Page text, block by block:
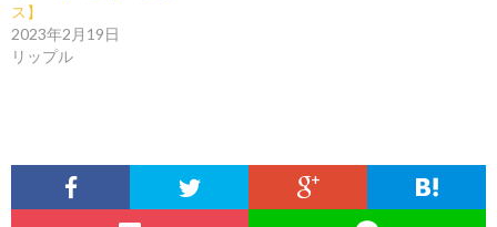
ス】
2023年2月19日
リップル